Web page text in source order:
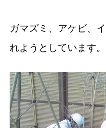
ガマズミ、アケビ、
れようとしています。